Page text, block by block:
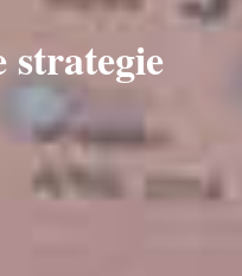
strategie